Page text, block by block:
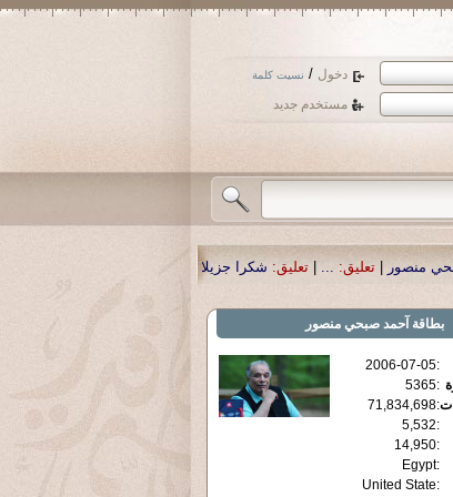
دخول / نسيت كلمة
مستخدم جديد
...
| تعليق: شكرا جزيلا أستاذ حمد الحمد .أكرمكم الله .
بطاقة آحمد صبحي منصور
:
2006-07-05
:
5365
:
71,834,698
:
5,532
:
14,950
:
Egypt
:
United State